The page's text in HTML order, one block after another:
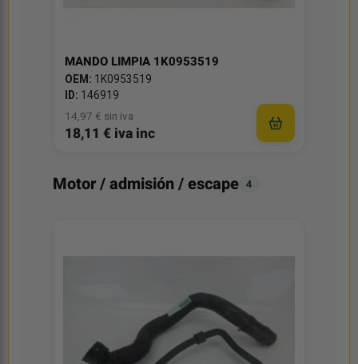
MANDO LIMPIA 1K0953519
OEM: 1K0953519
ID: 146919
14,97 € sin iva
18,11 € iva inc
Motor / admisión / escape 4